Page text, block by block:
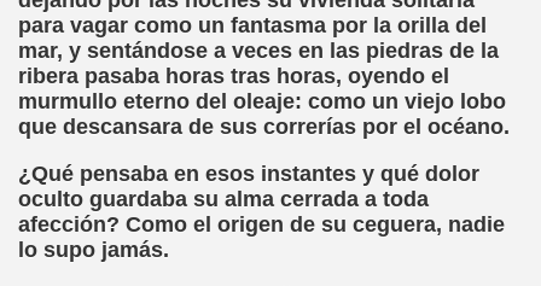
para vagar como un fantasma por la orilla del
mar, y sentándose a veces en las piedras de la
ribera pasaba horas tras horas, oyendo el
murmullo eterno del oleaje: como un viejo lobo
que descansara de sus correrías por el océano.
¿Qué pensaba en esos instantes y qué dolor
oculto guardaba su alma cerrada a toda
afección? Como el origen de su ceguera, nadie
lo supo jamás.
Moese y Javier Fran)
Mis Sentidos (Eutiquio Cabrerizo)
(Juan José Millás)
(José Molina Torres)